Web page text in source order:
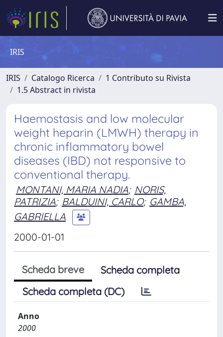
IRIS
IRIS Catalogo Ricerca
1 Contributo su Rivista
1.5 Abstract in rivista
Haemostasis and low molecular
weight heparin (LMWH) therapy in
chronic inflammatory bowel
diseases (IBD) not responsive to
conventional therapy.
MONTANI, MARIA NADIA; NORIS,
PATRIZIA; BALDUINI, CARLO; GAMBA,
GABRIELLA
2000-01-01
Scheda breve
Scheda completa
Scheda completa (DC)
Anno
2000